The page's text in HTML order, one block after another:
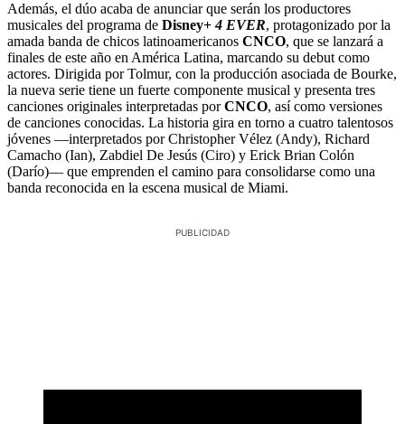
Además, el dúo acaba de anunciar que serán los productores
musicales del programa de Disney+4 EVER, protagonizado por la
amada banda de chicos latinoamericanos CNCO, que se lanzará a
finales de este año en América Latina, marcando su debut como
actores. Dirigida por Tolmur, con la producción asociada de Bourke,
la nueva serie tiene un fuerte componente musical y presenta tres
canciones originales interpretadas porCNCO, así como versiones
de canciones conocidas. La historia gira en torno a cuatro talentosos
jóvenes —interpretados por Christopher Vélez (Andy), Richard
Camacho (Ian), Zabdiel De Jesús (Ciro) y Erick Brian Colón
(Darío)— que emprenden el camino para consolidarse como una
banda reconocida en la escena musical de Miami.